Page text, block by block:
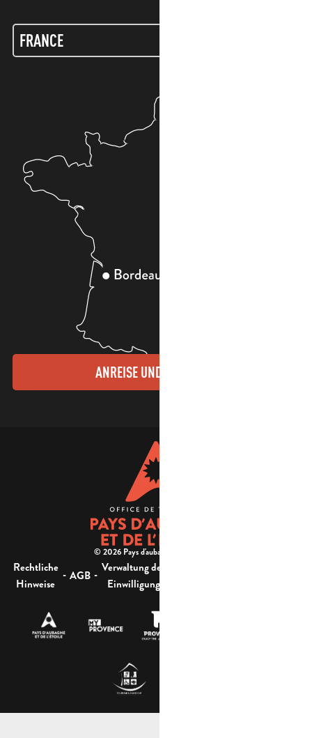
ANREISE UND KONTAKTE
© 2026 Pays d'aubagne et de l'étoile -
Rechtliche
Hinweise
- AGB - Verwaltung der
Einwilligung